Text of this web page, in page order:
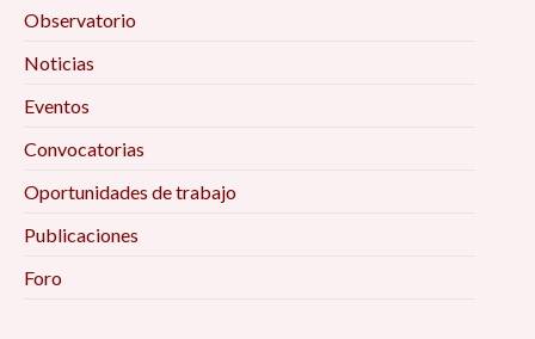
Observatorio
Noticias
Eventos
Convocatorias
Oportunidades de trabajo
Publicaciones
Foro